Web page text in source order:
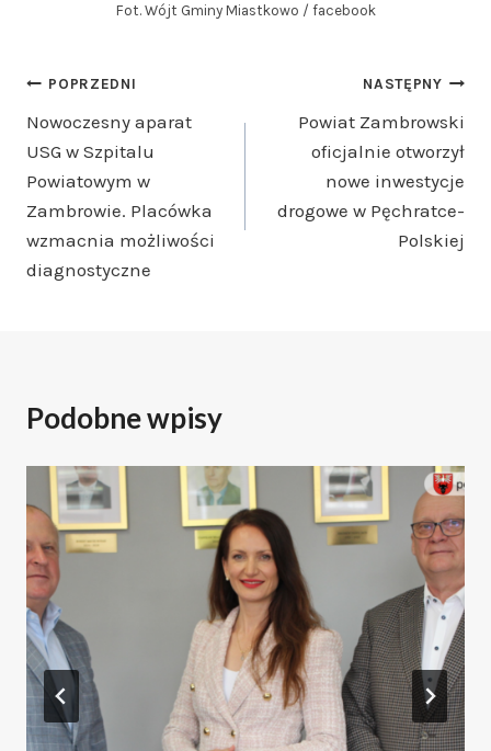
Fot. Wójt Gminy Miastkowo / facebook
Nawigacja
wpisu
POPRZEDNI
Nowoczesny aparat
USG w Szpitalu
Powiatowym w
Zambrowie. Placówka
wzmacnia możliwości
diagnostyczne
NASTĘPNY
Powiat Zambrowski
oficjalnie otworzył
nowe inwestycje
drogowe w Pęchratce-
Polskiej
Podobne wpisy